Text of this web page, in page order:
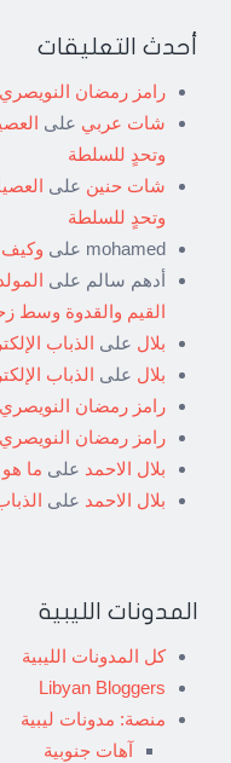
أحدث التعليقات
رامز رمضان النويصري
شات عربي على
وتحدٍ للسلطة
شات حنين على
وتحدٍ للسلطة
mohamed على
أدهم سالم على
القيم والقدوة وسط
بلال على الذباب
بلال على الذباب
رامز رمضان النويصري
رامز رمضان النويصري
بلال الاحمد على ما هو Liveuamap
بلال الاحمد على
المدونات الليبية
كل المدونات الليبية
Libyan Bloggers
منصة: مدونات ليبية
آهات جنوبية